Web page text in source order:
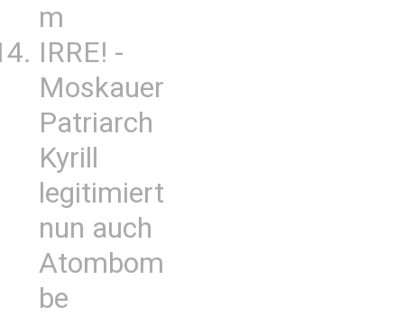
m
IRRE! -
Moskauer
Patriarch
Kyrill
legitimiert
nun auch
Atombom
be